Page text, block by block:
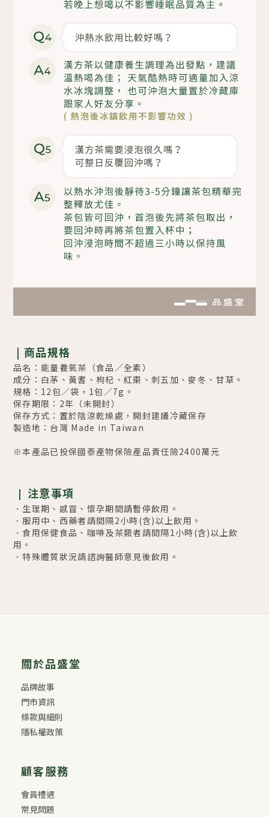
| 商品規格
品名：能量養氣茶（食品／全素）
成分：白茅、黃耆、枸杞、紅棗、刺五加、麥冬、甘草。
規格：12包／袋，1包／7g。
保存期限：2年 （未開封）
保存方式：置於陰涼乾燥處，開封建議冷藏保存
製造地：台灣 Made in Taiwan
※本產品已投保國泰產物保險產品責任險2400萬元
| 注意事項
．生理期、感冒 、懷孕期間請暫停飲用。
．服用中、西藥者請間隔2小時(含)以上飲用。
．食用保健食品、咖啡及茶類者請間隔1小時(含)以上飲
用。
．特殊體質狀況請諮詢醫師意見後飲用。
關於品盛堂
品牌故事
門市資訊
條款與細則
隱私權政策
顧客服務
會員禮遇
常見問題